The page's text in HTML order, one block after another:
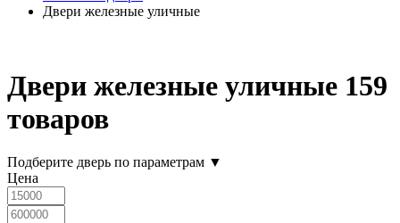
Двери железные уличные
Двери железные уличные 159
товаров
Подберите дверь по параметрам ▼
Цена